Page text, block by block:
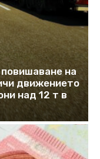
на
движението
над 12 т в